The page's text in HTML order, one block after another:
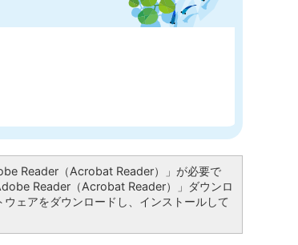
Reader（Acrobat Reader）」が必要で
Reader（Acrobat Reader）」ダウンロ
ェアをダウンロードし、インストールして